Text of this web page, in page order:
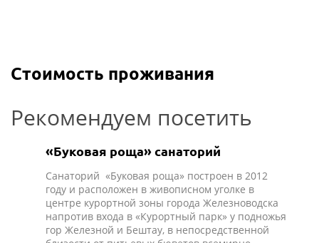
Стоимость проживания
Рекомендуем посетить
«Буковая роща» санаторий
Санаторий «Буковая роща» построен в 2012
году и расположен в живописном уголке в
центре курортной зоны города Железноводска
напротив входа в «Курортный парк» у подножья
гор Железной и Бештау, в непосредственной